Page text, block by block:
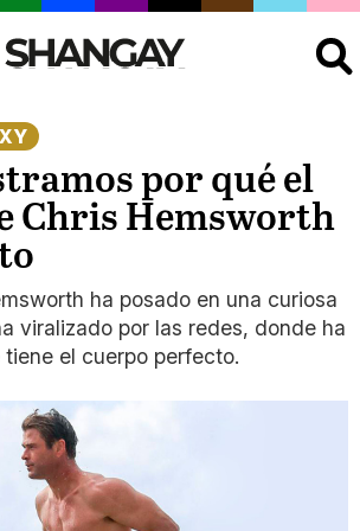
por qué el
Chris Hemsworth
ha posado en una curiosa
viralizado por las redes, donde ha
el cuerpo perfecto.